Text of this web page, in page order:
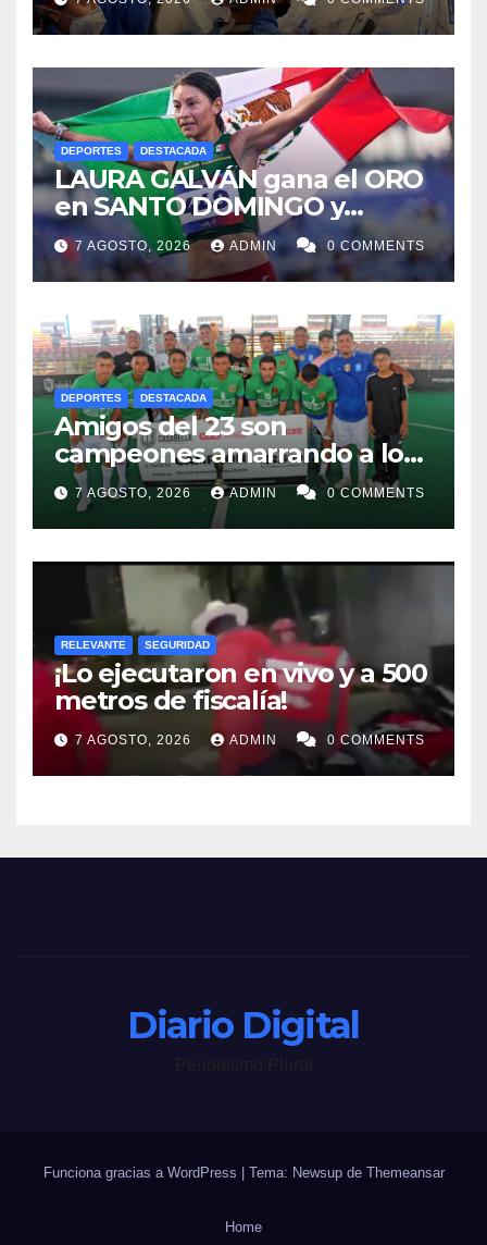
paciente de 72 años
DEPORTES DESTACADA
LAURA GALVÁN gana el ORO
en SANTO DOMINGO y
dedica Medalla a sus padres
fallecidos
7 AGOSTO, 2026 ADMIN 0 COMMENTS
DEPORTES DESTACADA
Amigos del 23 son
campeones amarrando a los
“Perros Bravos”
7 AGOSTO, 2026 ADMIN 0 COMMENTS
RELEVANTE SEGURIDAD
¡Lo ejecutaron en vivo y a 500
metros de fiscalía!
7 AGOSTO, 2026 ADMIN 0 COMMENTS
Diario Digital
Funciona gracias a WordPress Tema: Newsup de Themeansar
Home